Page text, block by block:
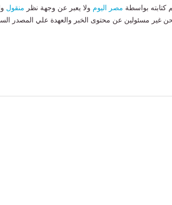
كتابته بواسطة مصر اليوم ولا يعبر عن وجهة نظر منقول
غير مسئولين عن محتوى الخبر والعهدة علي المصدر